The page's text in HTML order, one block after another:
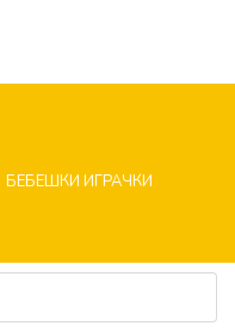
БЕБЕШКИ ИГРАЧКИ